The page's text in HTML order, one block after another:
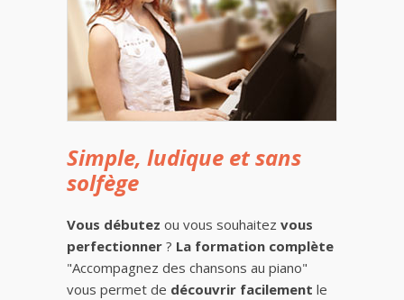
Simple, ludique et sans
solfège
Vous débutez ou vous souhaitez vous
perfectionner ? La formation complète
"Accompagnez des chansons au piano"
vous permet de découvrir facilement le